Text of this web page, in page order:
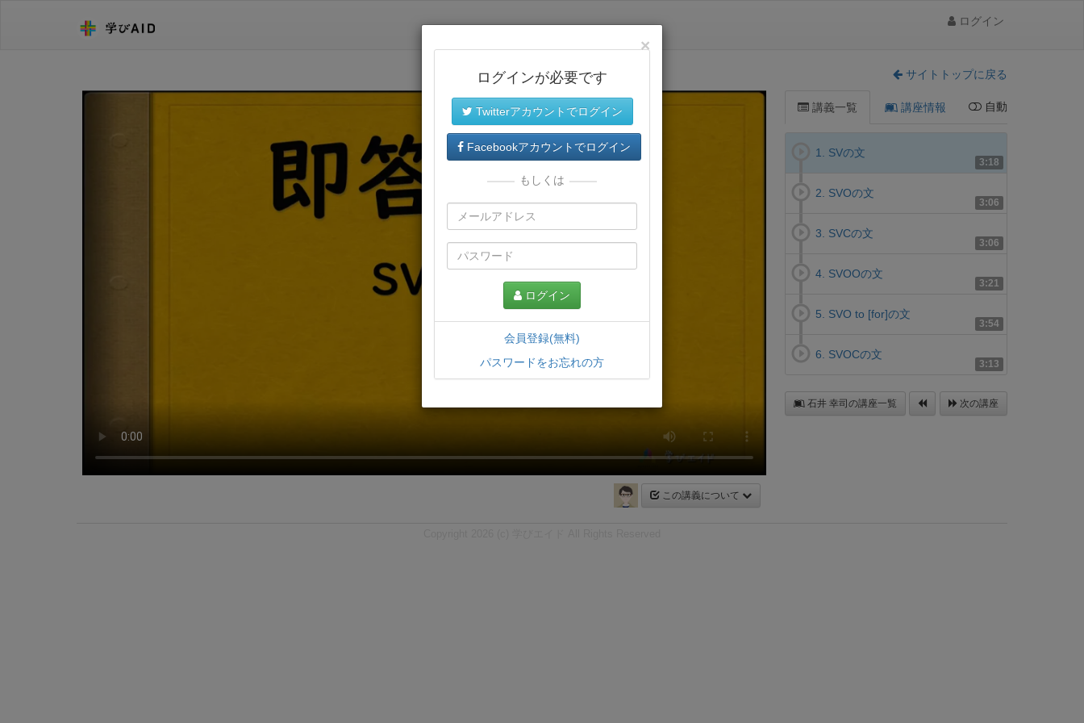
ログイン
サイトトップに戻る
この講義について
講義一覧 講座情報 自動
3:18
1. SVの文
3:06
2. SVOの文
3:06
3. SVCの文
3:21
4. SVOOの文
3:54
5. SVO to [for]の文
3:13
6. SVOCの文
石井 幸司の講座一覧 次の講座
×
ログインが必要です
Twitterアカウントでログイン
Facebookアカウントでログイン
もしくは
ログイン
会員登録(無料)
パスワードをお忘れの方